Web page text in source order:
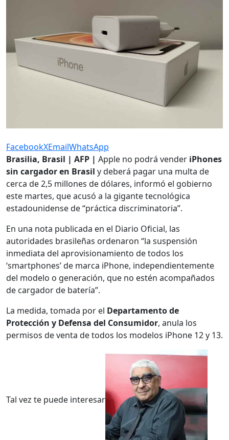
FacebookXEmailWhatsApp
Brasilia, Brasil | AFP | Apple no podrá vender iPhones
sin cargador en Brasil y deberá pagar una multa de
cerca de 2,5 millones de dólares, informó el gobierno
este martes, que acusó a la gigante tecnológica
estadounidense de “práctica discriminatoria”.
En una nota publicada en el Diario Oficial, las
autoridades brasileñas ordenaron “la suspensión
inmediata del aprovisionamiento de todos los
‘smartphones’ de marca iPhone, independientemente
del modelo o generación, que no estén acompañados
de cargador de batería”.
La medida, tomada por el Departamento de
Protección y Defensa del Consumidor, anula los
permisos de venta de todos los modelos iPhone 12 y 13.
Tal vez te puede interesar